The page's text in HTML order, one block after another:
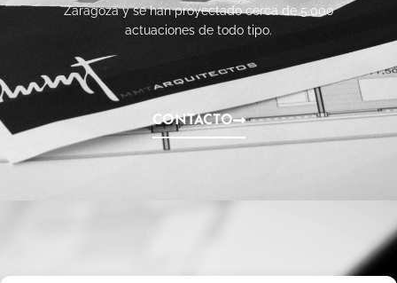
Zaragoza y se han proyectado cerca de 5.000
actuaciones de todo tipo.
CONTACTO